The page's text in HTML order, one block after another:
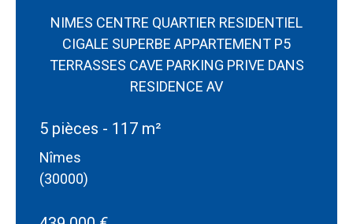
NIMES CENTRE QUARTIER RESIDENTIEL
CIGALE SUPERBE APPARTEMENT P5
TERRASSES CAVE PARKING PRIVE DANS
RESIDENCE AV
5 pièces - 117 m²
Nîmes
(30000)